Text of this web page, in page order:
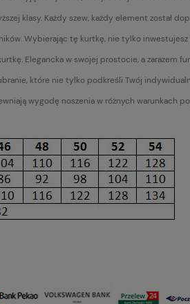
klasy. Każdy szew, każdy element został
Wybierając tę kurtkę, nie tylko
Elegancka w swojej prostocie, a zarazem
które nie tylko podkreśli Twój
wygodę noszenia w różnych warunkach